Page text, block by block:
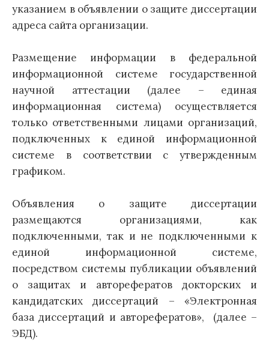
указанием в объявлении о защите диссертации
адреса сайта организации.
Размещение информации в федеральной
информационной системе государственной
научной аттестации (далее – единая
информационная система) осуществляется
только ответственными лицами организаций,
подключенных к единой информационной
системе в соответствии с утвержденным
графиком.
Объявления о защите диссертации
размещаются организациями, как
подключенными, так и не подключенными к
единой информационной системе,
посредством системы публикации объявлений
о защитах и авторефератов докторских и
кандидатских диссертаций – «Электронная
база диссертаций и авторефератов», (далее –
ЭБД).